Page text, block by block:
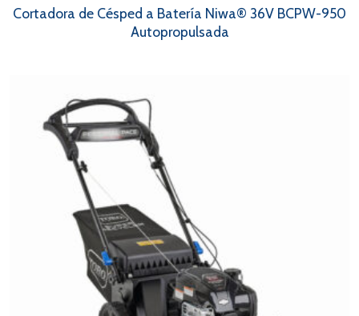
Cortadora de Césped a Batería Niwa® 36V BCPW-950
Autopropulsada